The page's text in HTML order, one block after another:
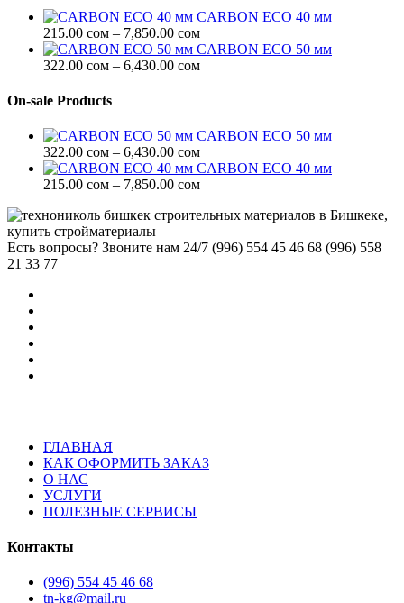
7,850.00 сом
CARBON ECO 40 мм
215.00 сом – 7,850.00 сомДиапазон
цен:
215.00 сом
CARBON ECO 50 мм
322.00 сом – 6,430.00 сомДиапазон
6,430.00 сом
On-sale Products
CARBON ECO 50 мм
322.00 сом – 6,430.00 сомДиапазон
цен:
322.00 сом
6,430.00 сом
CARBON ECO 40 мм
215.00 сом – 7,850.00 сомДиапазон
215.00 сом
7,850.00 сом
Есть вопросы? Звоните нам 24/7 (996) 554 45 46 68 (996) 558
21 33 77
ГЛАВНАЯ
КАК ОФОРМИТЬ ЗАКАЗ
О НАС
УСЛУГИ
ПОЛЕЗНЫЕ СЕРВИСЫ
Контакты
(996) 554 45 46 68
tn-kg@mail.ru